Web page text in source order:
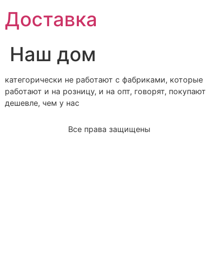
Доставка
Наш дом
категорически не работают с фабриками, которые
работают и на розницу, и на опт, говорят, покупают
дешевле, чем у нас
Все права защищены